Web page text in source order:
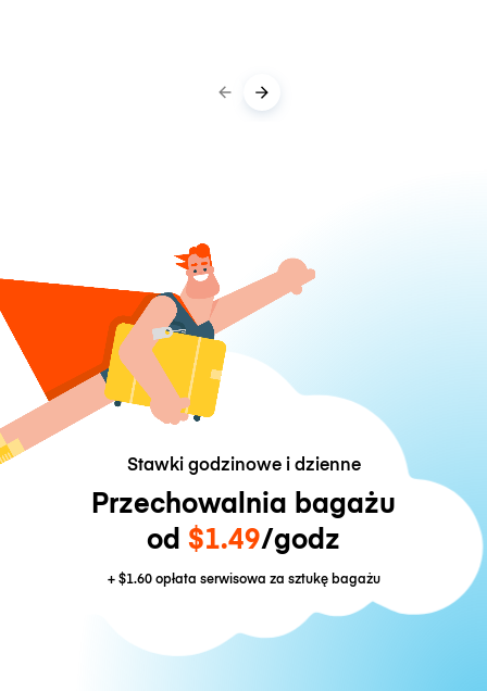
Stawki godzinowe i dzienne
Przechowalnia bagażu
od $1.49/godz
+$1.60opłata serwisowa za sztukę bagażu